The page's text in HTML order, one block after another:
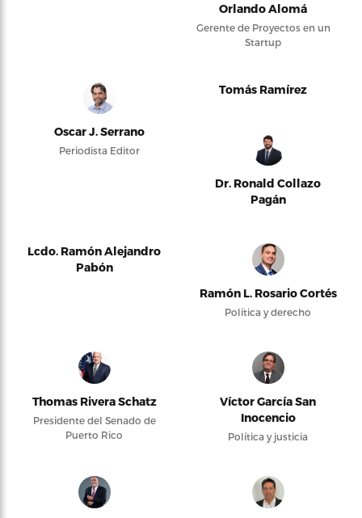
Orlando Alomá
Gerente de Proyectos en un
Startup
Oscar J. Serrano
Periodista Editor
Tomás Ramírez
Dr. Ronald Collazo
Pagán
Lcdo. Ramón Alejandro
Pabón
Ramón L. Rosario Cortés
Política y derecho
Thomas Rivera Schatz
Presidente del Senado de
Puerto Rico
Víctor García San
Inocencio
Política y justicia